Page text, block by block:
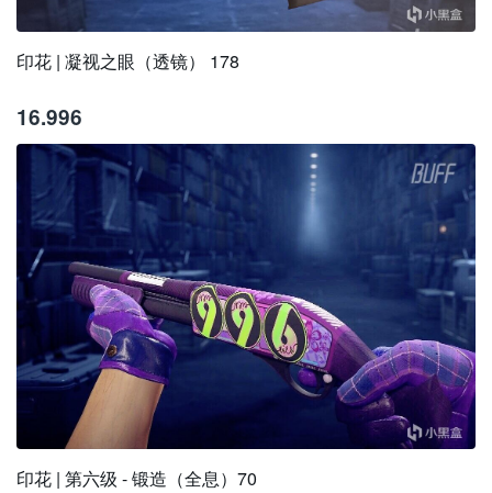
印花 | 凝视之眼（透镜） 178
16.996
印花 | 第六级 - 锻造（全息）70